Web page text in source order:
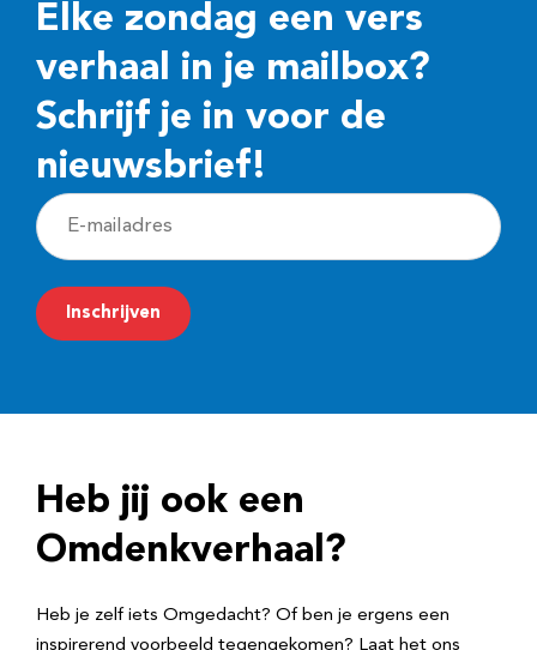
Elke zondag een vers
verhaal in je mailbox?
Schrijf je in voor de
nieuwsbrief!
E
-
m
a
r
e
Inschrijven
Heb jij ook een
Omdenkverhaal?
Heb je zelf iets Omgedacht? Of ben je ergens een
inspirerend voorbeeld tegengekomen? Laat het ons